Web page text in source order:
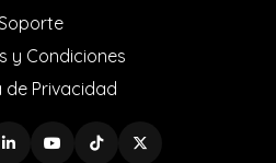
y Condiciones
de Privacidad